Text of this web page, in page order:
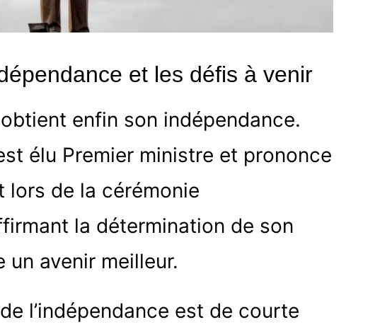
et les défis à venir
enfin son indépendance.
élu Premier ministre et prononce
lors de la cérémonie
la détermination de son
un avenir meilleur.
l’indépendance est de courte